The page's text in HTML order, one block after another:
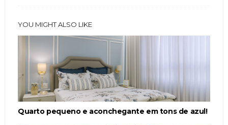
YOU MIGHT ALSO LIKE
Quarto pequeno e aconchegante em tons de azul!